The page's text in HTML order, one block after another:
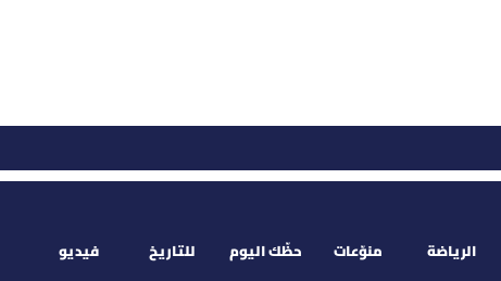
الرياضة منوّعات حظّك اليوم للتاريخ فيديو